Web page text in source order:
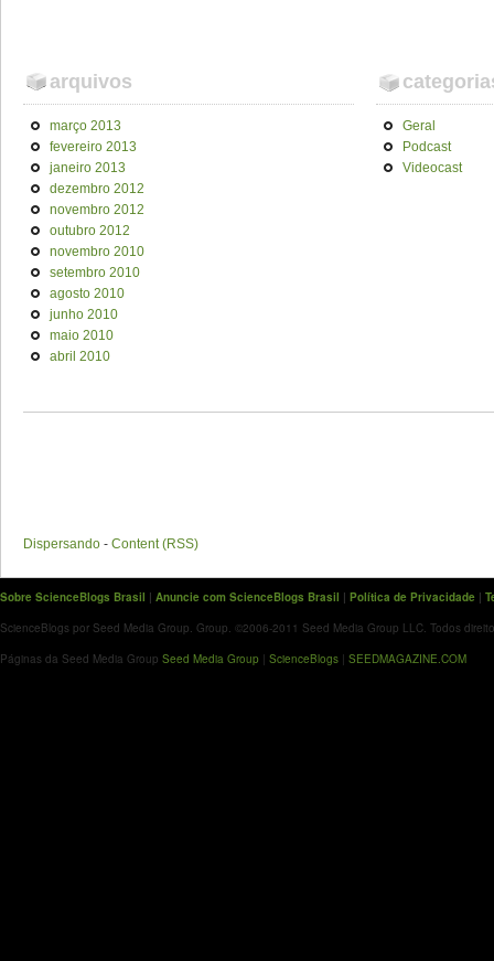
arquivos
março 2013
fevereiro 2013
janeiro 2013
dezembro 2012
novembro 2012
outubro 2012
novembro 2010
setembro 2010
agosto 2010
junho 2010
maio 2010
abril 2010
Geral
Podcast
Videocast
Dispersando - Content (RSS)
Sobre ScienceBlogs Brasil | Anuncie com ScienceBlogs Brasil | Política de Privacidade |
ScienceBlogs por Seed Media Group. Group. ©2006-2011 Seed Media Group LLC. Todos
Páginas da Seed Media Group Seed Media Group | ScienceBlogs | SEEDMAGAZINE.COM